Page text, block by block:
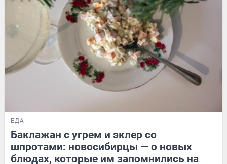
ЕДА
Баклажан с угрем и эклер со
шпротами: новосибирцы — о новых
блюдах, которые им запомнились на